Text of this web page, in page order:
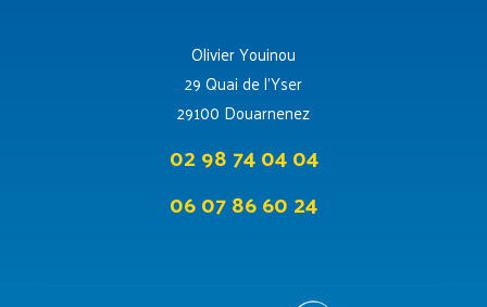
Olivier Youinou
29 Quai de l’Yser
29100 Douarnenez
02 98 74 04 04
06 07 86 60 24